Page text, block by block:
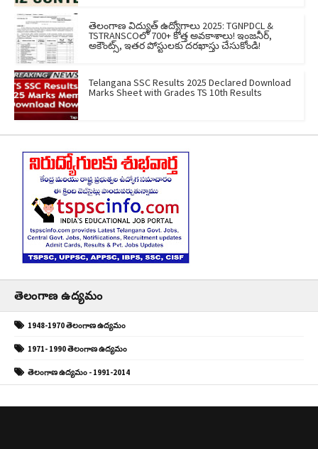
తెలంగాణ విద్యుత్ ఉద్యోగాలు 2025: TGNPDCL &
TSTRANSCOలో 700+ కొత్త అవకాశాలు! ఇంజనీర్,
అకౌంట్స్, ఇతర పోస్టులకు దరఖాస్తు చేసుకోండి!
Telangana SSC Results 2025 Declared Download
Marks Sheet with Grades TS 10th Results
తెలంగాణ ఉద్యమం
1948-1970 తెలంగాణ ఉద్యమం
1971- 1990 తెలంగాణ ఉద్యమం
తెలంగాణ ఉద్యమం - 1991-2014